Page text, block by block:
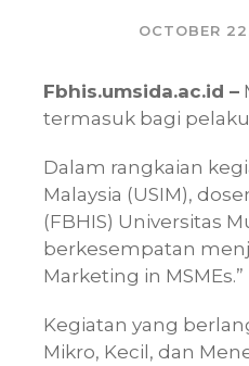
OCTOBER
Fbhis.umsida.ac.id –
termasuk bagi
Dalam rangkaian
Malaysia (USIM),
(FBHIS) Universitas
berkesempatan
Marketing in MSMEs.”
Kegiatan yang
Mikro, Kecil, dan